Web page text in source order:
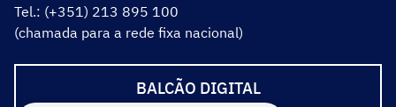
Tel.: (+351) 213 895 100
(chamada para a rede fixa nacional)
BALCÃO DIGITAL